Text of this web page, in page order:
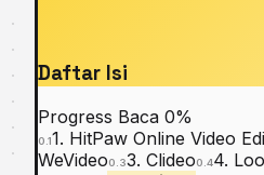
Daftar Isi
Progress Baca 0%
0.11. HitPaw Online Video
WeVideo0.33. Clideo0.44.